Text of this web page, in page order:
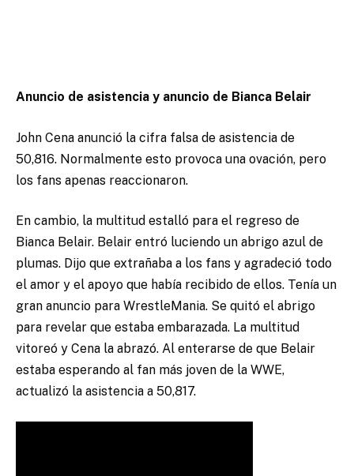
Anuncio de asistencia y anuncio de Bianca Belair
John Cena anunció la cifra falsa de asistencia de
50,816. Normalmente esto provoca una ovación, pero
los fans apenas reaccionaron.
En cambio, la multitud estalló para el regreso de
Bianca Belair. Belair entró luciendo un abrigo azul de
plumas. Dijo que extrañaba a los fans y agradeció todo
el amor y el apoyo que había recibido de ellos. Tenía un
gran anuncio para WrestleMania. Se quitó el abrigo
para revelar que estaba embarazada. La multitud
vitoreó y Cena la abrazó. Al enterarse de que Belair
estaba esperando al fan más joven de la WWE,
actualizó la asistencia a 50,817.